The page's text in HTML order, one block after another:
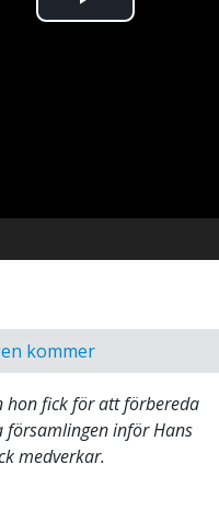
Spela
kommer
hon fick för att förbereda
församlingen inför Hans
medverkar.